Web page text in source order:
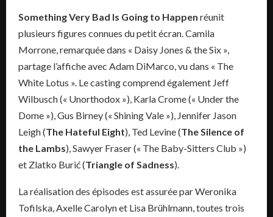
Something Very Bad Is Going to Happen réunit
plusieurs figures connues du petit écran. Camila
Morrone, remarquée dans « Daisy Jones & the Six »,
partage l’affiche avec Adam DiMarco, vu dans « The
White Lotus ». Le casting comprend également Jeff
Wilbusch (« Unorthodox »), Karla Crome (« Under the
Dome »), Gus Birney (« Shining Vale »), Jennifer Jason
Leigh (The Hateful Eight), Ted Levine (The Silence of
the Lambs), Sawyer Fraser (« The Baby-Sitters Club »)
et Zlatko Burić (Triangle of Sadness).
La réalisation des épisodes est assurée par Weronika
Tofilska, Axelle Carolyn et Lisa Brühlmann, toutes trois